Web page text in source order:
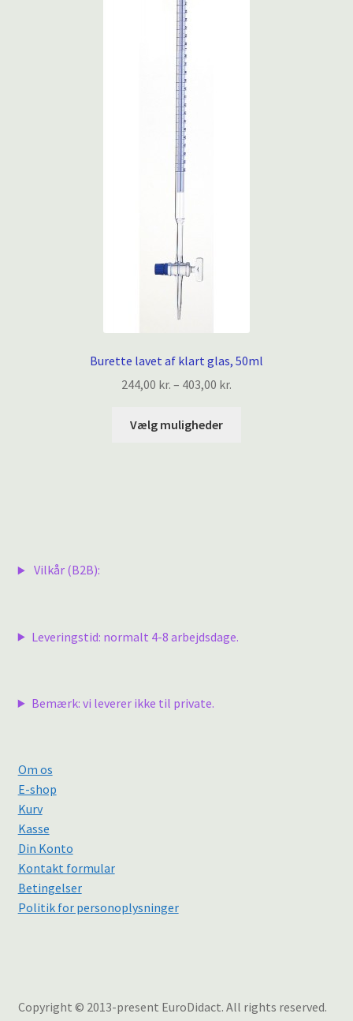
Burette lavet af klart glas, 50ml
244,00 kr. – 403,00 kr.
Vælg muligheder
Vilkår (B2B):
Leveringstid: normalt 4-8 arbejdsdage.
Bemærk: vi leverer ikke til private.
Om os
E-shop
Kurv
Kasse
Din Konto
Kontakt formular
Betingelser
Politik for personoplysninger
Copyright © 2013-present EuroDidact. All rights reserved.